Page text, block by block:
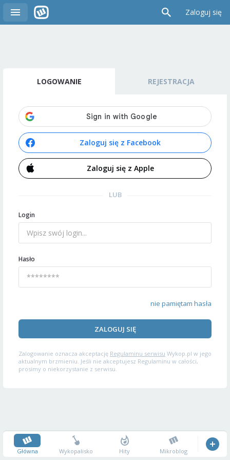
Zaloguj się
LOGOWANIE REJESTRACJA
Zaloguj się z Facebook
Zaloguj się z Apple
LUB
Login
Hasło
nie pamiętam hasła
ZALOGUJ SIĘ
Zalogowanie oznacza akceptację Regulaminu serwisu Wykop.pl w jego
aktualnym brzmieniu. Jeśli nie akceptujesz Regulaminu w całości,
prosimy o niekorzystanie z serwisu.
Główna Wykopalisko Hity Mikroblog